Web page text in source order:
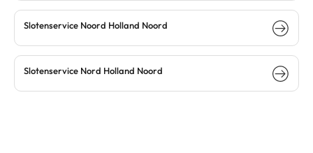
Slotenservice Noord Holland Noord
Slotenservice Nord Holland Noord